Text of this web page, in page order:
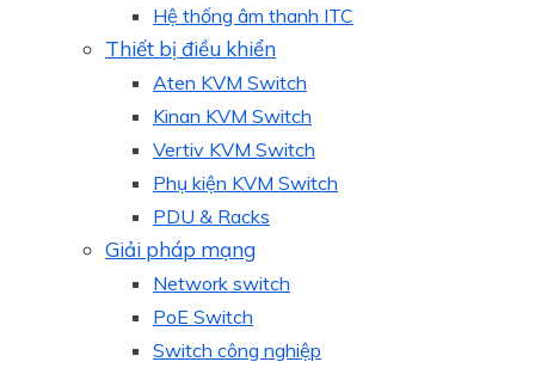
Hệ thống âm thanh ITC
Thiết bị điều khiển
Aten KVM Switch
Kinan KVM Switch
Vertiv KVM Switch
Phụ kiện KVM Switch
PDU & Racks
Giải pháp mạng
Network switch
PoE Switch
Switch công nghiệp